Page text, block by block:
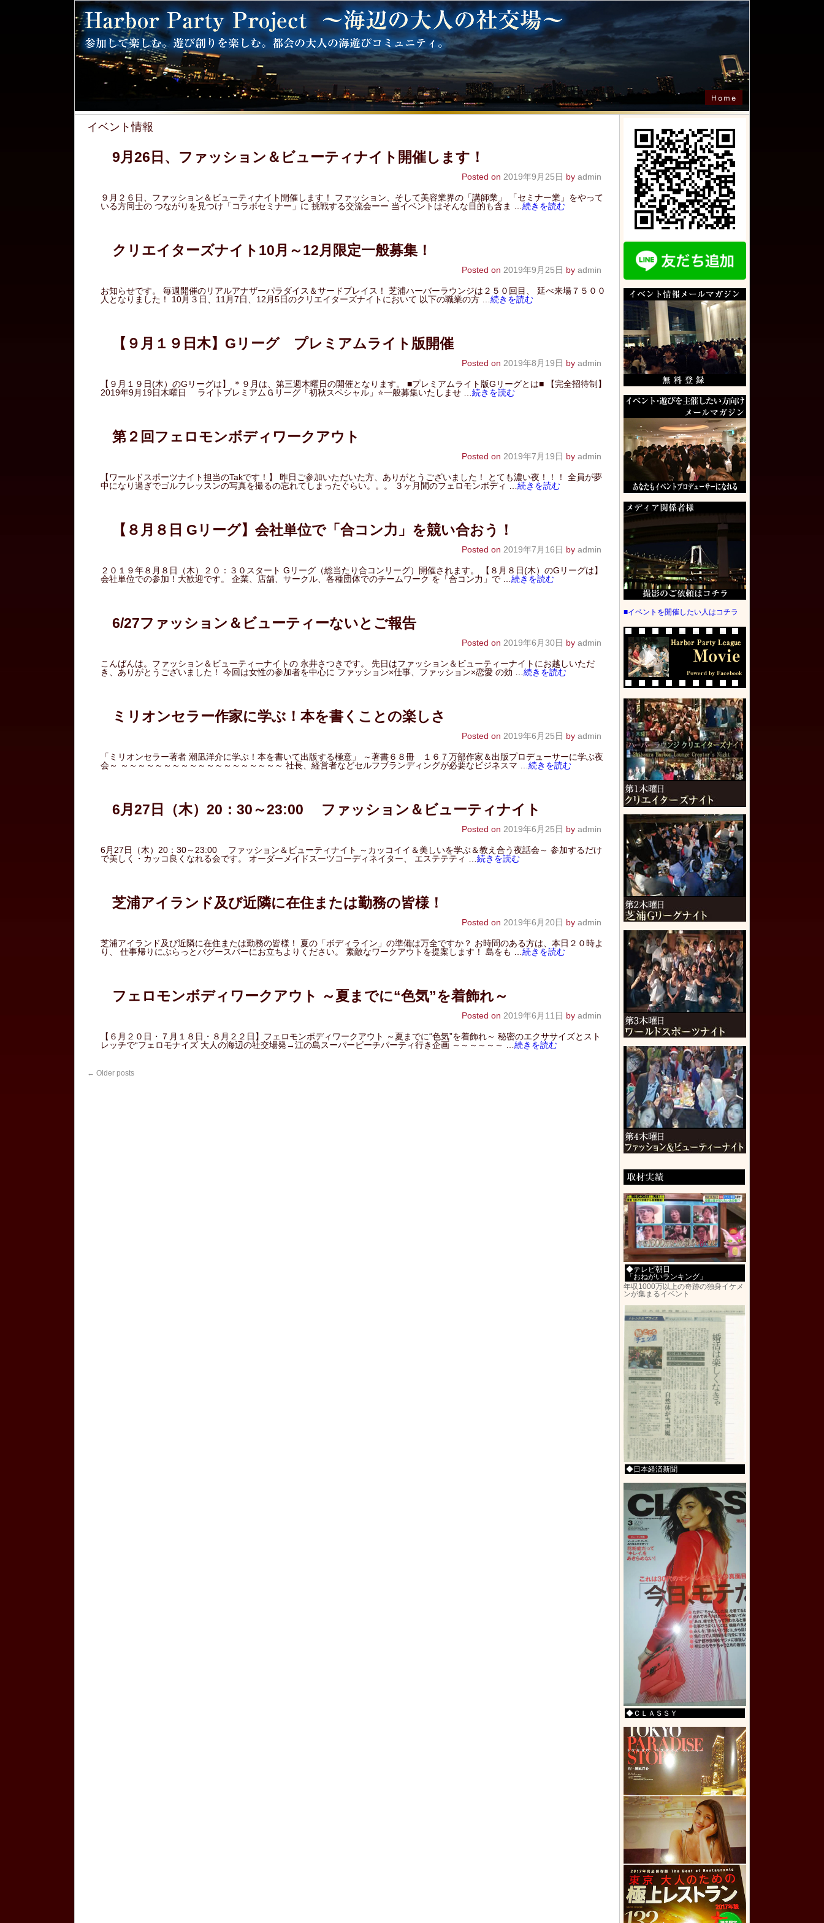
イベント情報
9月26日、ファッション＆ビューティナイト開催します！
Posted on 2019年9月25日 by admin
９月２６日、ファッション＆ビューティナイト開催します！ ファッション、そして美容業界の「講師業」 「セミナー業」をやって
いる方同士の つながりを見つけ「コラボセミナー」に 挑戦する交流会ーー 当イベントはそんな目的も含ま … 続きを読む
クリエイターズナイト10月～12月限定一般募集！
Posted on 2019年9月25日 by admin
お知らせです。 毎週開催のリアルアナザーパラダイス＆サードプレイス！ 芝浦ハーバーラウンジは２５０回目、 延べ来場７５００
人となりました！ 10月３日、11月7日、12月5日のクリエイターズナイトにおいて 以下の職業の方 … 続きを読む
【９月１９日木】Gリーグ プレミアムライト版開催
Posted on 2019年8月19日 by admin
【９月１９日(木）のGリーグは】 ＊９月は、第三週木曜日の開催となります。 ■プレミアムライト版Gリーグとは■ 【完全招待制】
2019年9月19日木曜日 ライトプレミアムＧリーグ「初秋スペシャル」⭐️一般募集いたしませ … 続きを読む
第２回フェロモンボディワークアウト
Posted on 2019年7月19日 by admin
【ワールドスポーツナイト担当のTakです！】 昨日ご参加いただいた方、ありがとうございました！ とても濃い夜！！！ 全員が夢
中になり過ぎでゴルフレッスンの写真を撮るの忘れてしまったぐらい。。。 ３ヶ月間のフェロモンボディ … 続きを読む
【８月８日 Gリーグ】会社単位で「合コン力」を競い合おう！
Posted on 2019年7月16日 by admin
２０１９年８月８日（木）２０：３０スタート Gリーグ（総当たり合コンリーグ）開催されます。 【８月８日(木）のGリーグは】
会社単位での参加！大歓迎です。 企業、店舗、サークル、各種団体でのチームワーク を「合コン力」で … 続きを読む
6/27ファッション＆ビューティーないとご報告
Posted on 2019年6月30日 by admin
こんばんは。ファッション＆ビューティーナイトの 永井さつきです。 先日はファッション＆ビューティーナイトにお越しいただ
き、ありがとうございました！ 今回は女性の参加者を中心に ファッション×仕事、ファッション×恋愛 の効 … 続きを読む
ミリオンセラー作家に学ぶ！本を書くことの楽しさ
Posted on 2019年6月25日 by admin
「ミリオンセラー著者 潮凪洋介に学ぶ！本を書いて出版する極意」 ～著書６８冊 １６７万部作家＆出版プロデューサーに学ぶ夜
会～ ～～～～～～～～～～～～～～～～～～～ 社長、経営者などセルフブランディングが必要なビジネスマ … 続きを読む
6月27日（木）20：30～23:00 ファッション＆ビューティナイト
Posted on 2019年6月25日 by admin
6月27日（木）20：30～23:00 ファッション＆ビューティナイト ～カッコイイ＆美しいを学ぶ＆教え合う夜話会～ 参加するだけ
で美しく・カッコ良くなれる会です。 オーダーメイドスーツコーディネイター、 エステテティ … 続きを読む
芝浦アイランド及び近隣に在住または勤務の皆様！
Posted on 2019年6月20日 by admin
芝浦アイランド及び近隣に在住または勤務の皆様！ 夏の「ボディライン」の準備は万全ですか？ お時間のある方は、本日２０時よ
り、 仕事帰りにぶらっとバグースバーにお立ちよりください。 素敵なワークアウトを提案します！ 島をも … 続きを読む
フェロモンボディワークアウト ～夏までに“色気”を着飾れ～
Posted on 2019年6月11日 by admin
【６月２０日・７月１８日・８月２２日】フェロモンボディワークアウト ～夏までに“色気”を着飾れ～ 秘密のエクササイズとスト
レッチで“フェロモナイズ 大人の海辺の社交場発→江の島スーパービーチパーティ行き企画 ～～～～～～ … 続きを読む
← Older posts
■イベントを開催したい人はコチラ
◆テレビ朝日
「おねがいランキング」
年収1000万以上の奇跡の独身イケメ
ンが集まるイベント
◆日本経済新聞
◆ＣＬＡＳＳＹ